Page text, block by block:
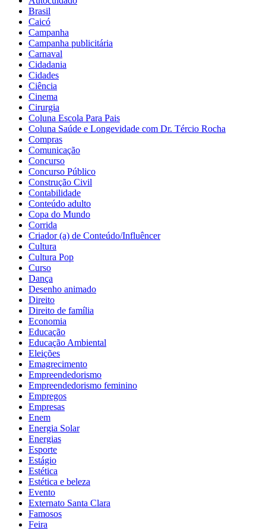
Brasil
Caicó
Campanha
Campanha publicitária
Carnaval
Cidadania
Cidades
Ciência
Cinema
Cirurgia
Coluna Escola Para Pais
Coluna Saúde e Longevidade com Dr. Tércio Rocha
Compras
Comunicação
Concurso
Concurso Público
Construção Civil
Contabilidade
Conteúdo adulto
Copa do Mundo
Corrida
Criador (a) de Conteúdo/Influêncer
Cultura
Cultura Pop
Curso
Dança
Desenho animado
Direito
Direito de família
Economia
Educação
Educação Ambiental
Eleições
Emagrecimento
Empreendedorismo
Empreendedorismo feminino
Empregos
Empresas
Enem
Energia Solar
Energias
Esporte
Estágio
Estética
Estética e beleza
Evento
Externato Santa Clara
Famosos
Feira